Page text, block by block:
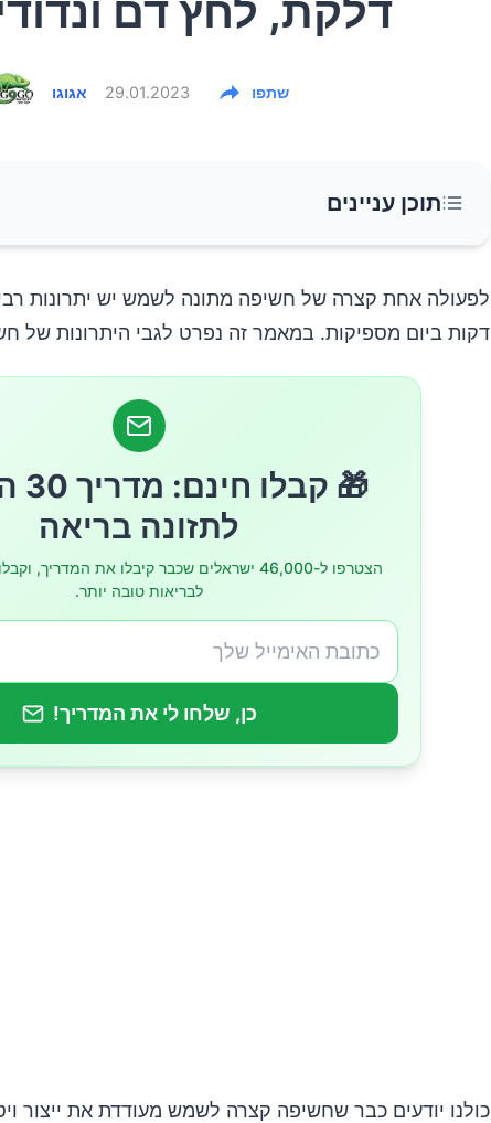
דלקת, לחץ דם
אגוגו 29.01.2023 שתפו
תוכן עניינים
שיפור מצב הרוח
שינה טובה יותר
כמה שמש צריך?
דקות ביום מספיקות. במאמר זה נפרט לגבי היתרונות של
🎁
לתזונה בריאה
הצטרפו ל-46,000 ישראלים שכבר קיבלו את המדריך,
לבריאות טובה יותר.
כן, שלחו לי את המדריך!